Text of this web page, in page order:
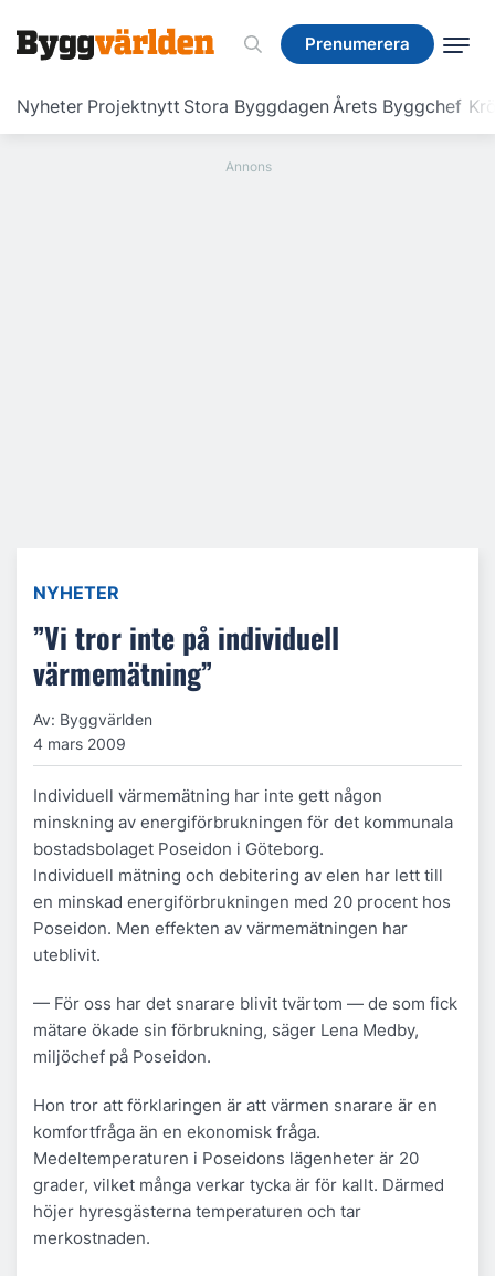
Prenumerera
Nyheter Projektnytt Stora ByggdagenÅrets Byggchef
Prenumerera
NYHETER
”Vi tror inte på individuell
värmemätning”
Av: Byggvärlden
4 mars 2009
Individuell värmemätning har inte gett någon
minskning av energiförbrukningen för det kommunala
bostadsbolaget Poseidon i Göteborg.
Individuell mätning och debitering av elen har lett till
en minskad energiförbrukningen med 20 procent hos
Poseidon. Men effekten av värmemätningen har
uteblivit.
— För oss har det snarare blivit tvärtom — de som fick
mätare ökade sin förbrukning, säger Lena Medby,
miljöchef på Poseidon.
Hon tror att förklaringen är att värmen snarare är en
komfortfråga än en ekonomisk fråga.
Medeltemperaturen i Poseidons lägenheter är 20
grader, vilket många verkar tycka är för kallt. Därmed
höjer hyresgästerna temperaturen och tar
merkostnaden.